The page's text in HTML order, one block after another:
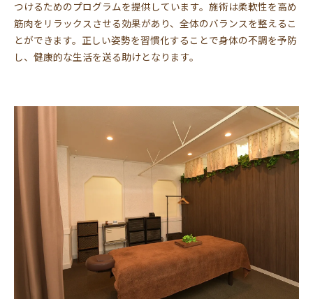
つけるためのプログラムを提供しています。施術は柔軟性を高め
筋肉をリラックスさせる効果があり、全体のバランスを整えるこ
とができます。正しい姿勢を習慣化することで身体の不調を予防
し、健康的な生活を送る助けとなります。